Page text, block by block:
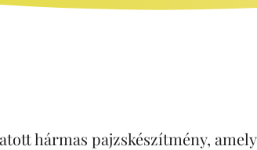
hármas pajzskészítmény, amely